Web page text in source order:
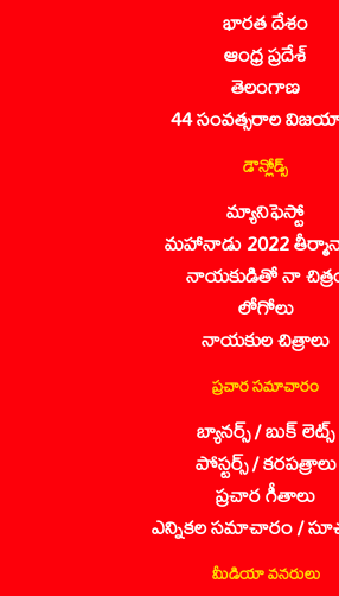
భారత దేశం
ఆంధ్ర ప్రదేశ్
తెలంగాణ
44 సంవత్సరాల
డౌన్లోడ్స్
మ్యానిఫెస్టో
మహానాడు 2022
నాయకుడితో నా
లోగోలు
నాయకుల చిత్రాలు
ప్రచార సమాచారం
బ్యానర్స్ / బుక్ లెట్స్
పోస్టర్స్ / కరపత్రాలు
ప్రచార గీతాలు
ఎన్నికల సమాచారం /
మీడియా వనరులు